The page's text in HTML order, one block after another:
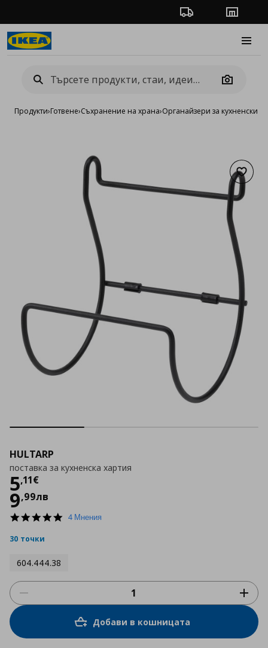
Проследяване на
Camera
Продукти›Готвене›Съхранение на храна›Органайзери за кухненски
HULTARP
поставка за кухненска хартия
5,11€
Цена
9,99лв
5.0
4 Мнения
30 точки
604.444.38
Добави в кошницата